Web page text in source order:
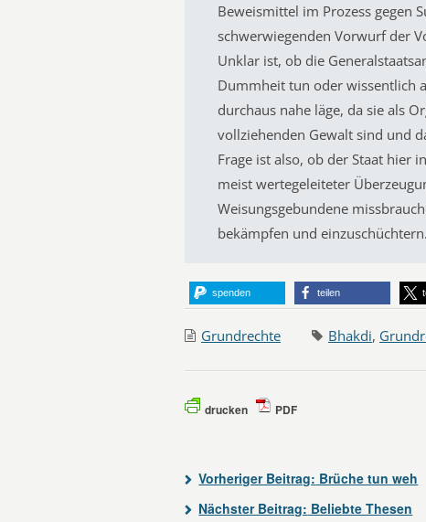
Beweismittel im Prozess gegen
schwerwiegenden Vorwurf der
Unklar ist, ob die
Dummheit tun oder wissentlich
durchaus nahe läge, da sie als
vollziehenden Gewalt sind und
Frage ist also, ob der Staat hier
meist wertegeleiteter
Weisungsgebundene
bekämpfen und einzuschüchtern.
spenden teilen
Grundrechte Bhakdi,
drucken PDF
Vorheriger Beitrag: Brüche tun weh
Nächster Beitrag: Beliebte Thesen